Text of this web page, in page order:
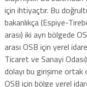
için ihtiyaçtır. Bu
bakanlıkça (Espiye-
arası) iki ayrı bölgede
arası OSB için yerel
Ticaret ve Sanayi
dolayı bu girişime ortak
OSB için bölge yerel